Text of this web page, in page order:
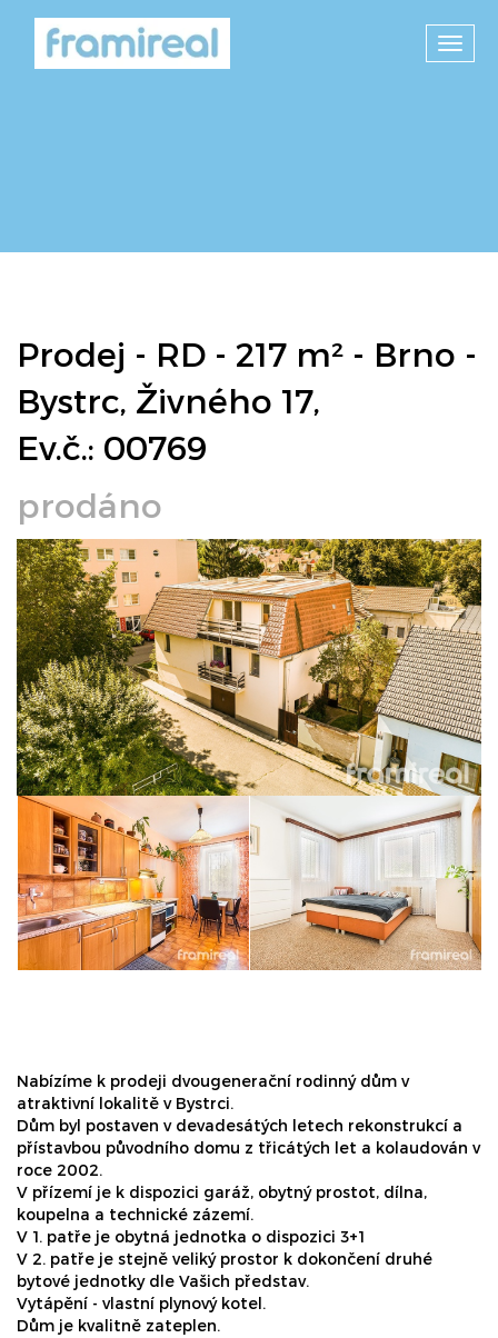
Prodej - RD - 217 m² - Brno -
Bystrc, Živného 17,
Ev.č.: 00769
prodáno
Nabízíme k prodeji dvougenerační rodinný dům v
atraktivní lokalitě v Bystrci.
Dům byl postaven v devadesátých letech rekonstrukcí a
přístavbou původního domu z třicátých let a kolaudován v
roce 2002.
V přízemí je k dispozici garáž, obytný prostot, dílna,
koupelna a technické zázemí.
V 1. patře je obytná jednotka o dispozici 3+1
V 2. patře je stejně veliký prostor k dokončení druhé
bytové jednotky dle Vašich představ.
Vytápění - vlastní plynový kotel.
Dům je kvalitně zateplen.